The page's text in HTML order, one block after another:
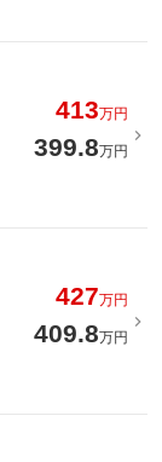
413万円
399.8万円
427万円
409.8万円